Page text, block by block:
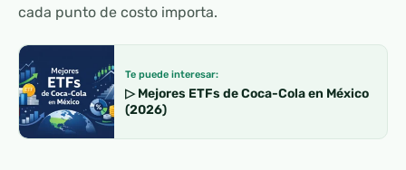
cada punto de costo importa.
Te puede interesar:
▷ Mejores ETFs de Coca-Cola en México
(2026)